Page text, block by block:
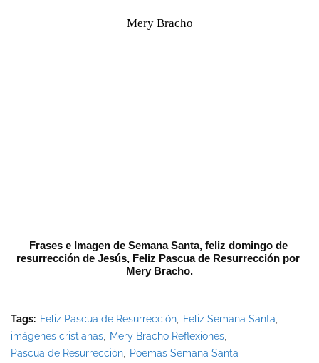
Mery Bracho
Frases e Imagen de Semana Santa, feliz domingo de
resurrección de Jesús, Feliz Pascua de Resurrección por
Mery Bracho.
Tags: Feliz Pascua de Resurrección
Feliz Semana Santa
imágenes cristianas
Mery Bracho Reflexiones
Pascua de Resurrección
Poemas Semana Santa